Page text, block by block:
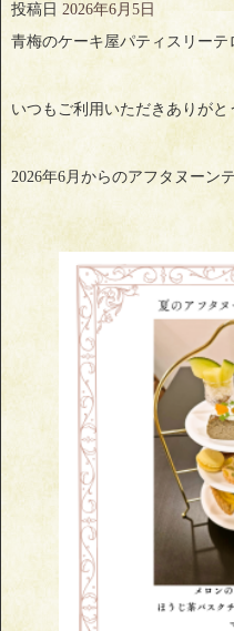
投稿日 2026年6月5日
青梅のケーキ屋パティスリーテ
いつもご利用いただきありがと
2026年6月からのアフタヌーン